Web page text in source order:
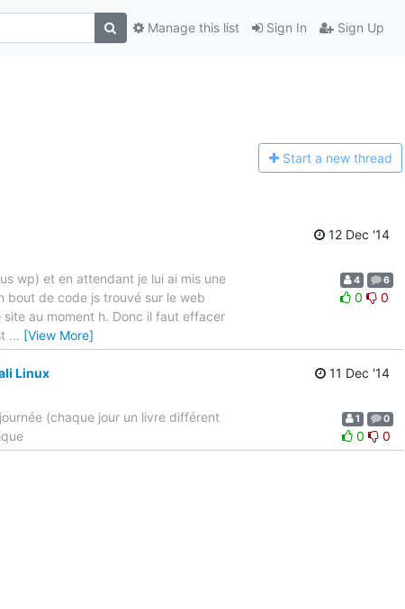
Sign In Sign Up
Manage this list
Start a new thread
12 Dec '14
wp) et en attendant je lui ai mis une
bout de code js trouvé sur le web
au moment h. Donc il faut effacer
… [View More]
4 6
0 0
Linux
11 Dec '14
(chaque jour un livre différent
1 0
0
0